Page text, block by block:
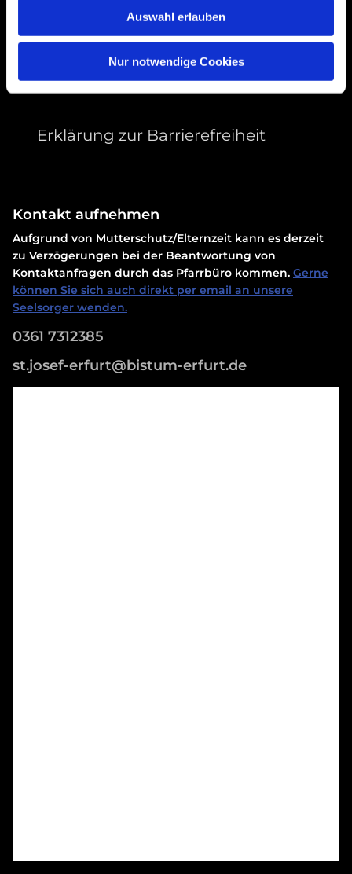
Auswahl erlauben
Nur notwendige Cookies
Erklärung zur Barrierefreiheit
Kontakt aufnehmen
Aufgrund von Mutterschutz/Elternzeit kann es derzeit
zu Verzögerungen bei der Beantwortung von
Kontaktanfragen durch das Pfarrbüro kommen. Gerne
können Sie sich auch direkt per email an unsere
Seelsorger wenden.
0361 7312385
st.josef-erfurt@bistum-erfurt.de